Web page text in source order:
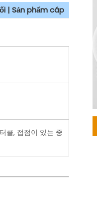
| Sản phẩm cáp
클, 접점이 있는 중